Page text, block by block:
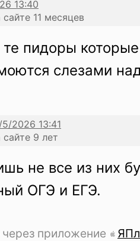
11 месяцев
пидоры
слезами
9 лет
не все из них
ОГЭ и ЕГЭ.
приложение